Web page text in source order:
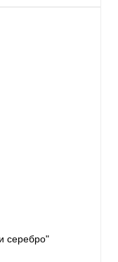
свеча тортовая 11 "пузырьки серебро"